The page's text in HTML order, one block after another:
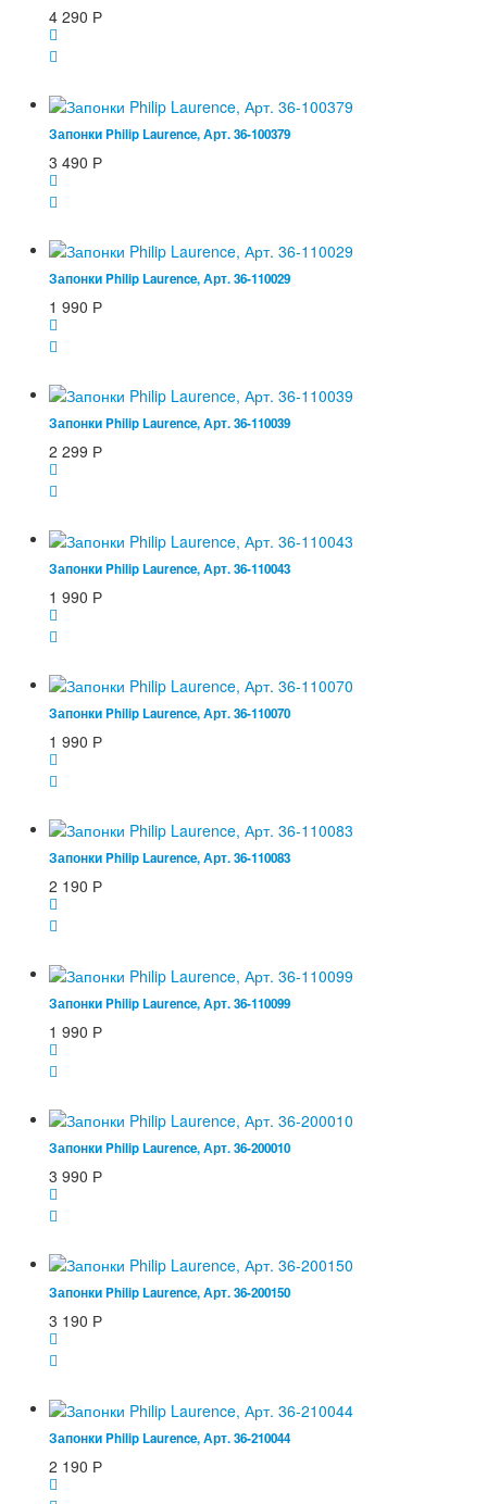
4 290 Р
Запонки Philip Laurence, Арт. 36-100379
3 490 Р
Запонки Philip Laurence, Арт. 36-110029
1 990 Р
Запонки Philip Laurence, Арт. 36-110039
2 299 Р
Запонки Philip Laurence, Арт. 36-110043
1 990 Р
Запонки Philip Laurence, Арт. 36-110070
1 990 Р
Запонки Philip Laurence, Арт. 36-110083
2 190 Р
Запонки Philip Laurence, Арт. 36-110099
1 990 Р
Запонки Philip Laurence, Арт. 36-200010
3 990 Р
Запонки Philip Laurence, Арт. 36-200150
3 190 Р
Запонки Philip Laurence, Арт. 36-210044
2 190 Р